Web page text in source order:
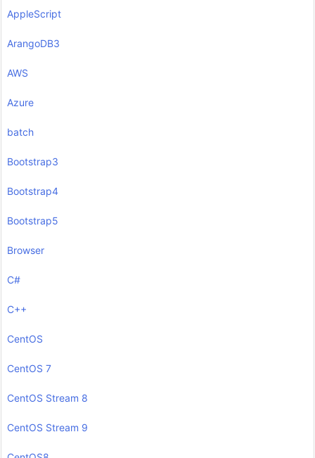
AppleScript
ArangoDB3
AWS
Azure
batch
Bootstrap3
Bootstrap4
Bootstrap5
Browser
C#
C++
CentOS
CentOS 7
CentOS Stream 8
CentOS Stream 9